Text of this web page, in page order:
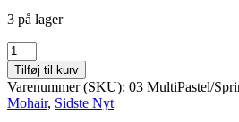
3 på lager
Multi
Pastel
-
Spring
Edition
Tilføj til kurv
Varenummer (SKU): 03 MultiPastel/
Mohair, Sidste Nyt